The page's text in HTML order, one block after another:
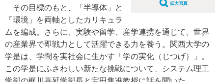
拡大写真
その目標のもと、「半導体」と
「環境」を両軸としたカリキュラ
ムを編成。さらに、実験や留学、産学連携を通じて、世界
の産業界で即戦力として活躍できる力を養う。関西大学の
学是は、学問を実社会に生かす「学の実化（じつげ）」。
この学是にふさわしい新たな挑戦について、システム理工